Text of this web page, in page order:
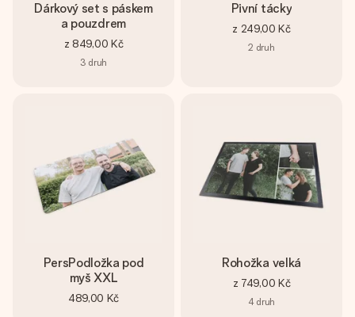
Dárkový set s páskem
a pouzdrem
z 849,00 Kč
3 druh
Pivní tácky
z 249,00 Kč
2 druh
PersPodložka pod
myš XXL
489,00 Kč
Rohožka velká
z 749,00 Kč
4 druh